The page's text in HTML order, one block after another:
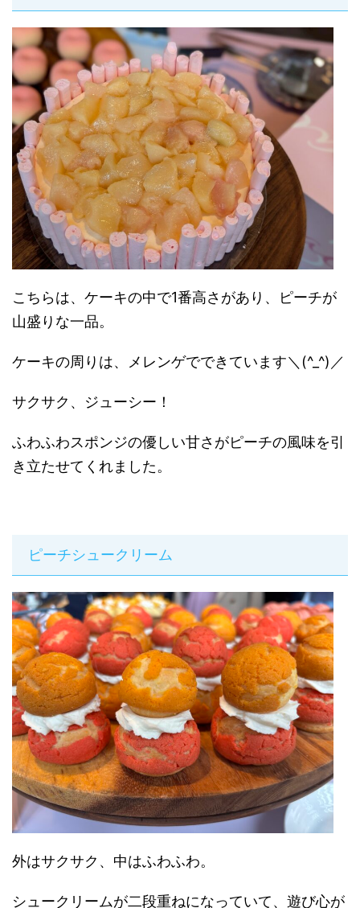
こちらは、ケーキの中で1番高さがあり、ピーチが
山盛りな一品。
ケーキの周りは、メレンゲでできています＼(^_^)／
サクサク、ジューシー！
ふわふわスポンジの優しい甘さがピーチの風味を引
き立たせてくれました。
ピーチシュークリーム
外はサクサク、中はふわふわ。
シュークリームが二段重ねになっていて、遊び心が